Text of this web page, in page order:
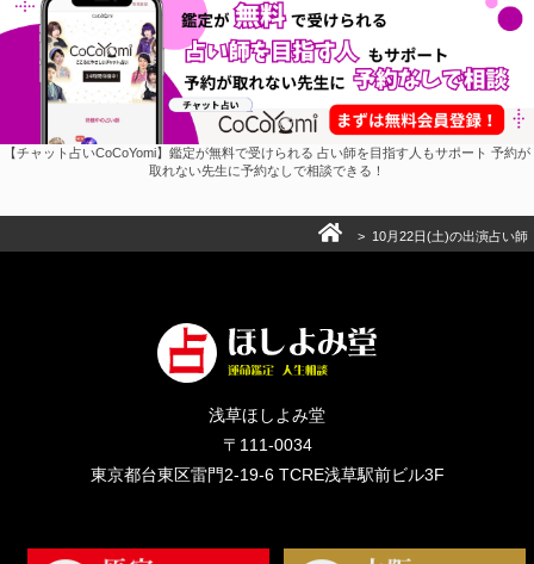
【チャット占いCoCoYomi】鑑定が無料で受けられる 占い師を目指す人もサポート 予約が
取れない先生に予約なしで相談できる！
> 10月22日(土)の出演占い師
浅草ほしよみ堂
〒111-0034
東京都台東区雷門2-19-6 TCRE浅草駅前ビル3F